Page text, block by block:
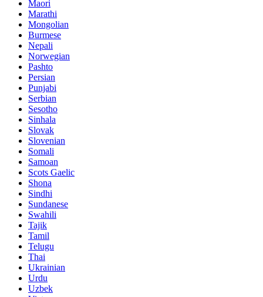
Maori
Marathi
Mongolian
Burmese
Nepali
Norwegian
Pashto
Persian
Punjabi
Serbian
Sesotho
Sinhala
Slovak
Slovenian
Somali
Samoan
Scots Gaelic
Shona
Sindhi
Sundanese
Swahili
Tajik
Tamil
Telugu
Thai
Ukrainian
Urdu
Uzbek